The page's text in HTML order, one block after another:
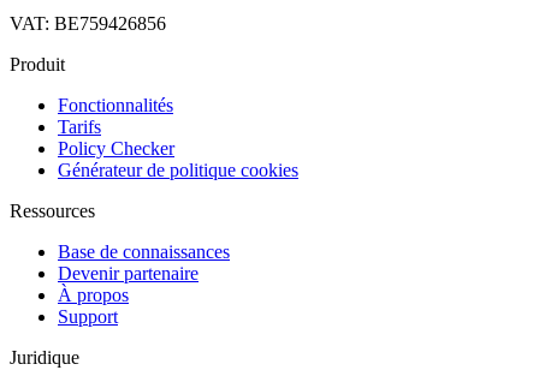
VAT: BE759426856
Produit
Fonctionnalités
Tarifs
Policy Checker
Générateur de politique cookies
Ressources
Base de connaissances
Devenir partenaire
À propos
Support
Juridique